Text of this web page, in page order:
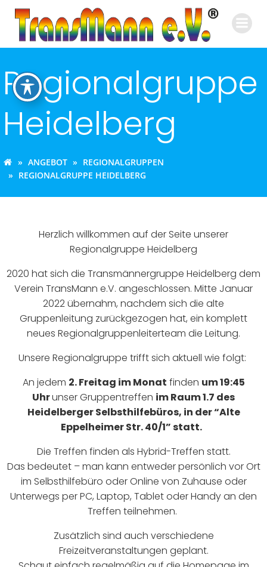
Inhalt
springen
Regionalgruppe
Heidelberg
ANGEBOT
REGIONALGRUPPEN
REGIONALGRUPPE HEIDELBERG
Herzlich willkommen auf der Seite unserer
Regionalgruppe Heidelberg
2020 hat sich die Transmännergruppe Heidelberg dem
Verein TransMann e.V. angeschlossen. Mitte Januar
2022 übernahm, nachdem sich die alte
Gruppenleitung zurückgezogen hat, ein komplett
neues Regionalgruppenleiterteam die Leitung.
Unsere Regionalgruppe trifft sich aktuell wie folgt:
An jedem 2. Freitag im Monat finden um 19:45
Uhrunser Gruppentreffen im Raum 1.7 des
Heidelberger Selbsthilfebüros, in der “Alte
Eppelheimer Str. 40/1” statt.
Die Treffen finden als Hybrid-Treffen statt.
Das bedeutet – man kann entweder persönlich vor Ort
im Selbsthilfebüro oder Online von Zuhause oder
Unterwegs per PC, Laptop, Tablet oder Handy an den
Treffen teilnehmen.
Zusätzlich sind auch verschiedene
Freizeitveranstaltungen geplant.